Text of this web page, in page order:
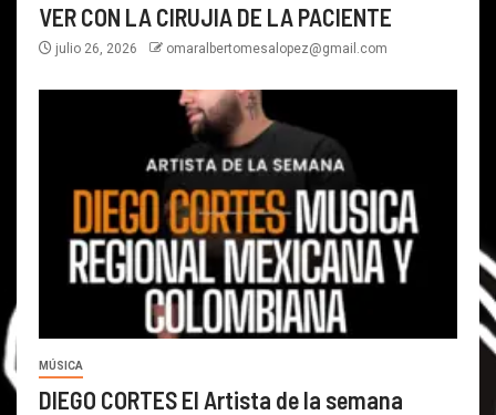
VER CON LA CIRUJIA DE LA PACIENTE
julio 26, 2026 omaralbertomesalopez@gmail.com
MÚSICA
DIEGO CORTES El Artista de la semana